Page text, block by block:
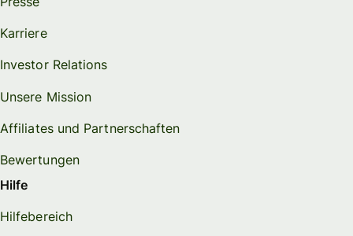
Karriere
Investor Relations
Unsere Mission
Affiliates und Partnerschaften
Bewertungen
Hilfe
Hilfebereich